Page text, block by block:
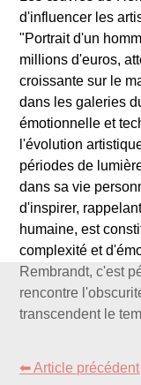
d'influencer les
"Portrait d'un
millions d'euros,
croissante sur le
dans les galeries
émotionnelle et
l'évolution
périodes de
dans sa vie
d'inspirer,
humaine, est
complexité et
Rembrandt, c'est
rencontre
transcendent le
⬅ Article précédent